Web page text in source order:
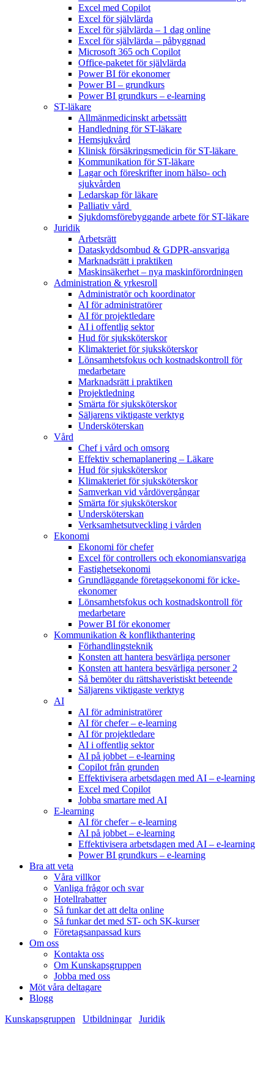
Excel med Copilot
Excel för självlärda
Excel för självlärda – 1 dag online
Excel för självlärda – påbyggnad
Microsoft 365 och Copilot
Office-paketet för självlärda
Power BI för ekonomer
Power BI – grundkurs
Power BI grundkurs – e-learning
ST-läkare
Allmänmedicinskt arbetssätt
Handledning för ST-läkare
Hemsjukvård
Klinisk försäkringsmedicin för ST-läkare
Kommunikation för ST-läkare
Lagar och föreskrifter inom hälso- och
sjukvården
Ledarskap för läkare
Palliativ vård
Sjukdomsförebyggande arbete för ST-läkare
Juridik
Arbetsrätt
Dataskyddsombud & GDPR-ansvariga
Marknadsrätt i praktiken
Maskinsäkerhet – nya maskinförordningen
Administration & yrkesroll
Administratör och koordinator
AI för administratörer
AI för projektledare
AI i offentlig sektor
Hud för sjuksköterskor
Klimakteriet för sjuksköterskor
Lönsamhetsfokus och kostnadskontroll för
medarbetare
Marknadsrätt i praktiken
Projektledning
Smärta för sjuksköterskor
Säljarens viktigaste verktyg
Undersköterskan
Vård
Chef i vård och omsorg
Effektiv schemaplanering – Läkare
Hud för sjuksköterskor
Klimakteriet för sjuksköterskor
Samverkan vid vårdövergångar
Smärta för sjuksköterskor
Undersköterskan
Verksamhetsutveckling i vården
Ekonomi
Ekonomi för chefer
Excel för controllers och ekonomiansvariga
Fastighetsekonomi
Grundläggande företagsekonomi för icke-
ekonomer
Lönsamhetsfokus och kostnadskontroll för
medarbetare
Power BI för ekonomer
Kommunikation & konflikthantering
Förhandlingsteknik
Konsten att hantera besvärliga personer
Konsten att hantera besvärliga personer 2
Så bemöter du rättshaveristiskt beteende
Säljarens viktigaste verktyg
AI
AI för administratörer
AI för chefer – e-learning
AI för projektledare
AI i offentlig sektor
AI på jobbet – e-learning
Copilot från grunden
Effektivisera arbetsdagen med AI – e-learning
Excel med Copilot
Jobba smartare med AI
E-learning
AI för chefer – e-learning
AI på jobbet – e-learning
Effektivisera arbetsdagen med AI – e-learning
Power BI grundkurs – e-learning
Bra att veta
Våra villkor
Vanliga frågor och svar
Hotellrabatter
Så funkar det att delta online
Så funkar det med ST- och SK-kurser
Företagsanpassad kurs
Om oss
Kontakta oss
Om Kunskapsgruppen
Jobba med oss
Möt våra deltagare
Blogg
Kunskapsgruppen
Utbildningar/ Juridik